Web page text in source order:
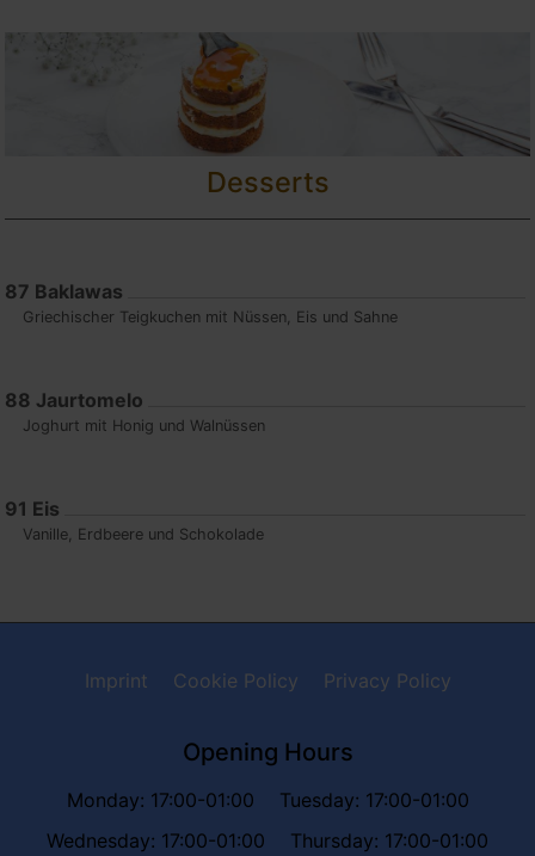
Desserts
87 Baklawas
Griechischer Teigkuchen mit Nüssen, Eis und Sahne
88 Jaurtomelo
Joghurt mit Honig und Walnüssen
91 Eis
Vanille, Erdbeere und Schokolade
Imprint Cookie Policy Privacy Policy
Opening Hours
Monday: 17:00-01:00
Tuesday: 17:00-01:00
Wednesday: 17:00-01:00
Thursday: 17:00-01:00